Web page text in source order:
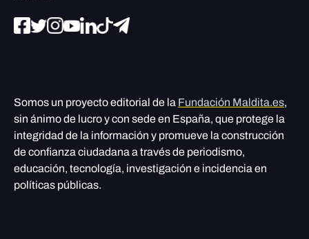
Somos un proyecto editorial de la Fundación Maldita.es,
sin ánimo de lucro y con sede en España, que protege la
integridad de la información y promueve la construcción
de confianza ciudadana a través de periodismo,
educación, tecnología, investigación e incidencia en
políticas públicas.